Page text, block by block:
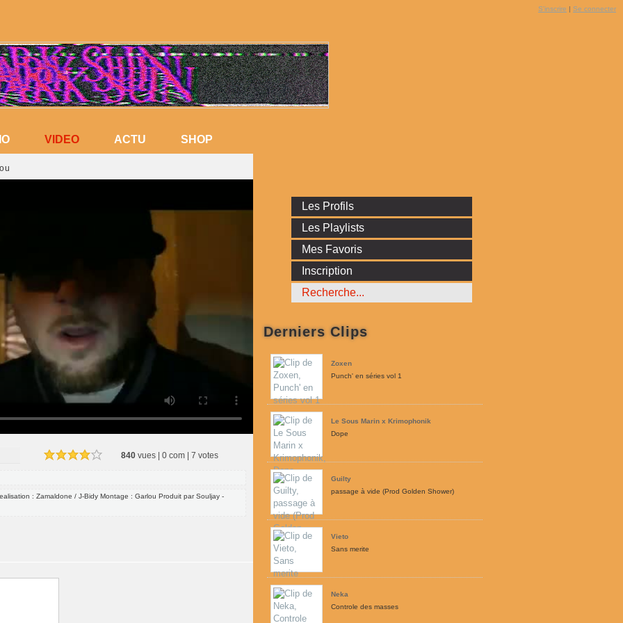
S'inscrire | Se connecter
SHOP
ACTU
VIDEO
VIDEO
840 vues | 0 com | 7 votes
: Zamaldone / J-Bidy Montage : Garlou Produit par Souljay -
Les Profils
Les Playlists
Mes Favoris
Inscription
Derniers Clips
Zoxen
Punch' en séries vol 1
Le Sous Marin x Krimophonik
Dope
Guilty
passage à vide (Prod Golden Shower)
Vieto
Sans merite
Neka
Controle des masses